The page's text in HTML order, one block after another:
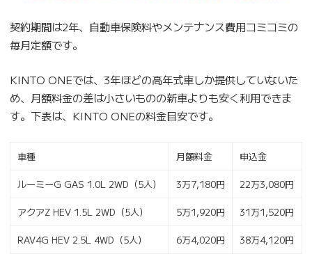
契約期間は2年、自動車保険料やメンテナンス費用コミコミの
毎月定額です。
KINTO ONEでは、3年ほどの高年式車しか提供していないた
め、月額料金の差は小さいものの新車よりも安く利用できま
す。下表は、KINTO ONEの料金目安です。
車種 月額料金 申込金
ルーミーG GAS 1.0L 2WD（5人） 3万7,180円 22万3,080円
アクアZ HEV 1.5L 2WD（5人） 5万1,920円 31万1,520円
RAV4G HEV 2.5L 4WD（5人） 6万4,020円 38万4,120円